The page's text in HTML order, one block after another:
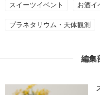
スイーツイベント お酒イ
プラネタリウム・天体観測
編集